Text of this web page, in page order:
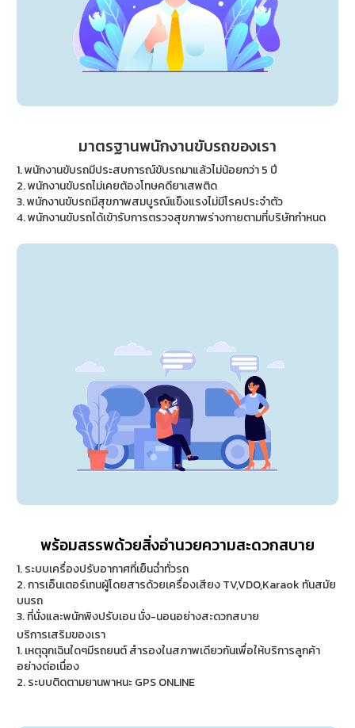
มาตรฐานพนักงานขับรถของเรา
1. พนักงานขับรถมีประสบการณ์ขับรถมาแล้วไม่น้อยกว่า 5 ปี
2. พนักงานขับรถไม่เคยต้องโทษคดียาเสพติด
3. พนักงานขับรถมีสุขภาพสมบูรณ์แข็งแรงไม่มีโรคประจำตัว
4. พนักงานขับรถได้เข้ารับการตรวจสุขภาพร่างกายตามที่บริษัทกำหนด
พร้อมสรรพด้วยสิ่งอำนวยความสะดวกสบาย
1. ระบบเครื่องปรับอากาศที่เย็นฉ่ำทั่วรถ
2. การเอ็นเตอร์เทนผู้โดยสารด้วยเครื่องเสียง TV,VDO,Karaok ทันสมัย
บนรถ
3. ที่นั่งและพนักพิงปรับเอน นั่ง-นอนอย่างสะดวกสบาย
บริการเสริมของเรา
1. เหตุฉุกเฉินใดๆมีรถยนต์ สำรองในสภาพเดียวกันเพื่อให้บริการลูกค้า
อย่างต่อเนื่อง
2. ระบบติดตามยานพาหนะ GPS ONLINE